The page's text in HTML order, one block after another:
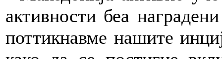
активности беа
поттикнавме нашите